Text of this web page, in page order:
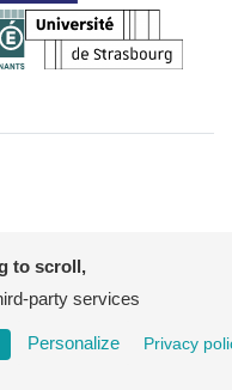
to scroll,
party services
Personalize Privacy